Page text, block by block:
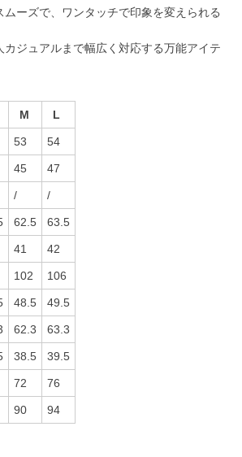
ムーズで、ワンタッチで印象を変えられる
ジュアルまで幅広く対応する万能アイテ
M L
53 54
45 47
/ /
62.5 63.5
41 42
102 106
48.5 49.5
62.3 63.3
38.5 39.5
72 76
90 94